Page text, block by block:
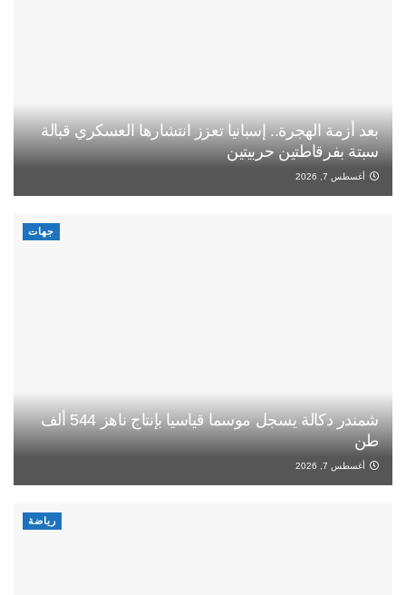
بعد أزمة الهجرة.. إسبانيا تعزز انتشارها العسكري قبالة
سبتة بفرقاطتين حربيتين
أغسطس 7, 2026
جهات
شمندر دكالة يسجل موسما قياسيا بإنتاج ناهز 544 ألف
طن
أغسطس 7, 2026
رياضة